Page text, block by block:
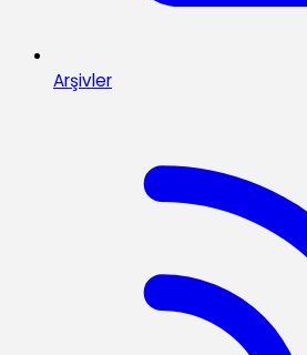
Arşivler